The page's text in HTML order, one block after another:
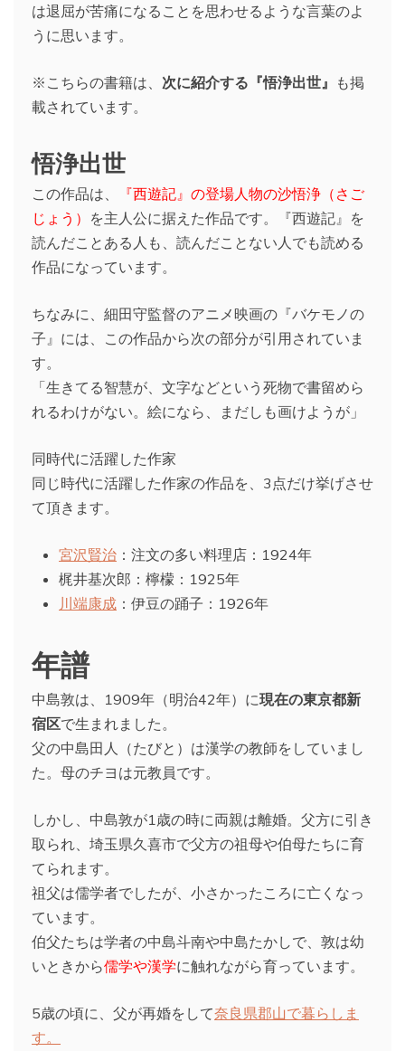
は退屈が苦痛になることを思わせるような言葉のよ
うに思います。
※こちらの書籍は、 次に紹介する『悟浄出世』 も掲
載されています。
悟浄出世
この作品は、
『西遊記』の登場人物の沙悟浄（さご
じょう） を主人公に据えた作品です。『西遊記』を
読んだことある人も、読んだことない人でも読める
作品になっています。
ちなみに、細田守監督のアニメ映画の『バケモノの
子』には、この作品から次の部分が引用されていま
す。
「生きてる智慧が、文字などという死物で書留めら
れるわけがない。絵になら、まだしも画けようが」
同時代に活躍した作家
同じ時代に活躍した作家の作品を、3点だけ挙げさせ
て頂きます。
宮沢賢治 ：注文の多い料理店：1924年
梶井基次郎：檸檬：1925年
川端康成 ：伊豆の踊子：1926年
年譜
中島敦は、1909年（明治42年）に現在の東京都新
宿区で生まれました。
父の中島田人（たびと）は漢学の教師をしていまし
た。母のチヨは元教員です。
しかし、中島敦が1歳の時に両親は離婚。父方に引き
取られ、埼玉県久喜市で父方の祖母や伯母たちに育
てられます。
祖父は儒学者でしたが、小さかったころに亡くなっ
ています。
伯父たちは学者の中島斗南や中島たかしで、敦は幼
いときから儒学や漢学に触れながら育っています。
5歳の頃に、父が再婚をして奈良県郡山で暮らしま
す。